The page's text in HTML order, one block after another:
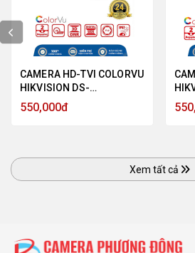
CAMERA HD-TVI COLORVU
HIKVISION DS-
2CE10DF0T-F 2MP 1080P,
CÓ MÀU BAN ĐÊM - HÀNG
550,000đ
Xem tất cả